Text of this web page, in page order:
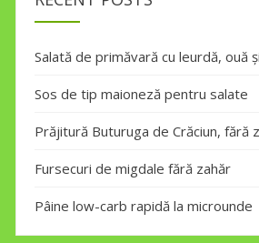
Salată de primăvară cu leurdă, ouă
Sos de tip maioneză pentru salate
Prăjitură Buturuga de Crăciun, fără
Fursecuri de migdale fără zahăr
Pâine low-carb rapidă la microunde